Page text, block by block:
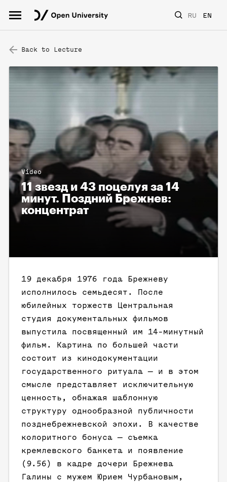
RU EN
Back to Lecture
Video
11 звезд и 43 поцелуя за 14
минут. Поздний Брежнев:
концентрат
19 декабря 1976 года Брежневу
исполнилось семьдесят. После
юбилейных торжеств Центральная
студия документальных фильмов
выпустила посвященный им 14-минутный
фильм. Картина по большей части
состоит из кинодокументации
государственного ритуала — и в этом
смысле представляет исключительную
ценность, обнажая шаблонную
структуру однообразной публичности
позднебрежневской эпохи. В качестве
колоритного бонуса — съемка
кремлевского банкета и появление
(9.56) в кадре дочери Брежнева
Галины с мужем Юрием Чурбановым,